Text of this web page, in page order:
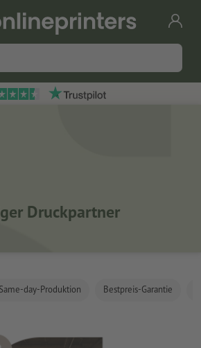
Druckpartner
Same-day-Produktion Bestpreis-Garantie